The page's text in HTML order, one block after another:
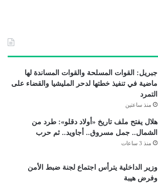
جبريل: القوات المسلحة والقوات المساندة لها
ماضية في تنفيذ خطتها لدحر المليشيا والقضاء على
التمرد
منذ ساعتين
هلال يفتح ملف تاريخ «أولاد دقلو»: طرد من
الشمال.. جمل مسروق.. أجاويد.. ثم حرب
منذ 3 ساعات
وزير الداخلية يترأس اجتماع لجنة ضبط الأمن
وفرض هيبة